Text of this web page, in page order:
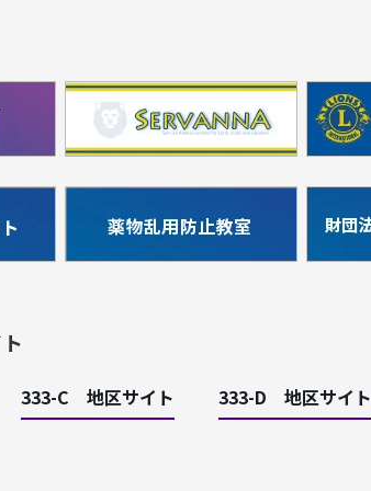
333-C 地区サイト 333-D 地区サイト